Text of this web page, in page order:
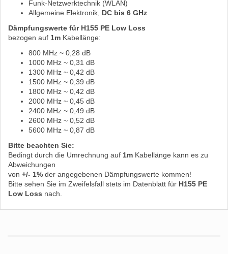
Funk-Netzwerktechnik (WLAN)
Allgemeine Elektronik, DC bis 6 GHz
Dämpfungswerte für H155 PE Low Loss
bezogen auf 1m Kabellänge:
800 MHz ~ 0,28 dB
1000 MHz ~ 0,31 dB
1300 MHz ~ 0,42 dB
1500 MHz ~ 0,39 dB
1800 MHz ~ 0,42 dB
2000 MHz ~ 0,45 dB
2400 MHz ~ 0,49 dB
2600 MHz ~ 0,52 dB
5600 MHz ~ 0,87 dB
Bitte beachten Sie:
Bedingt durch die Umrechnung auf 1m Kabellänge kann es zu
Abweichungen
von +/- 1% der angegebenen Dämpfungswerte kommen!
Bitte sehen Sie im Zweifelsfall stets im Datenblatt für H155 PE
Low Loss nach.